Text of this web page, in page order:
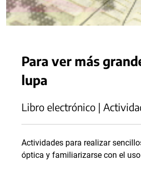
Para ver más
lupa
Libro electrónico |
Actividades para realizar
óptica y familiarizarse con el